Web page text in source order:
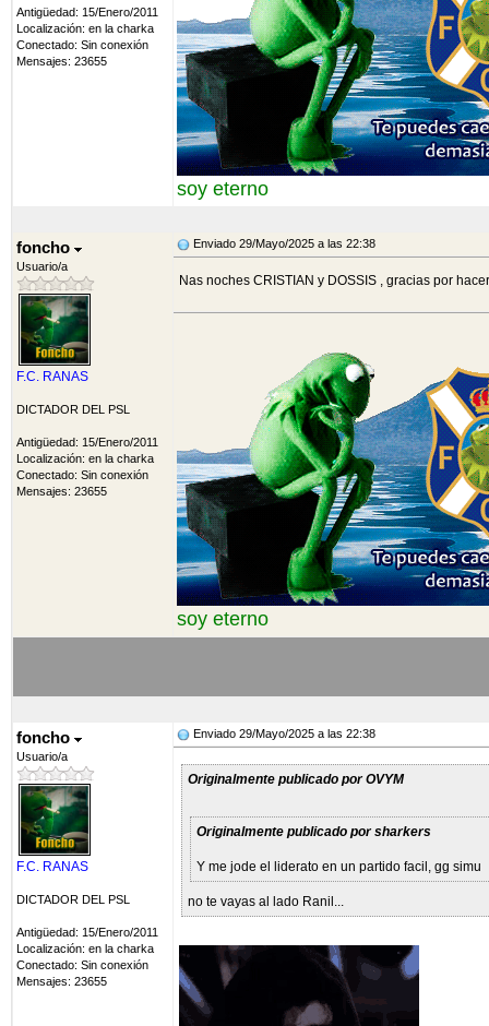
Antigüedad: 15/Enero/2011
Localización: en la charka
Conectado: Sin conexión
Mensajes: 23655
soy eterno
foncho
Usuario/a
F.C. RANAS
DICTADOR DEL PSL
Antigüedad: 15/Enero/2011
Localización: en la charka
Conectado: Sin conexión
Mensajes: 23655
Enviado 29/Mayo/2025 a las 22:38
Nas noches CRISTIAN y DOSSIS , gracias por
soy eterno
foncho
Usuario/a
F.C. RANAS
DICTADOR DEL PSL
Antigüedad: 15/Enero/2011
Localización: en la charka
Conectado: Sin conexión
Mensajes: 23655
Enviado 29/Mayo/2025 a las 22:38
Originalmente publicado por OVYM
Originalmente publicado por sharkers
Y me jode el liderato en un partido facil, gg simu
no te vayas al lado Ranil...